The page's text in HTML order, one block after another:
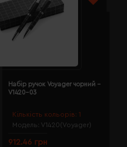
Кількість кольорів: 1
Модель: V1420(Voyager)
Набір ручок Voyager чорний -
V1420-03
912.46 грн